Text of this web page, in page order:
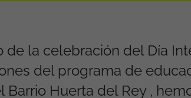
de la celebración del Día
del programa de
Barrio Huerta del Rey ,